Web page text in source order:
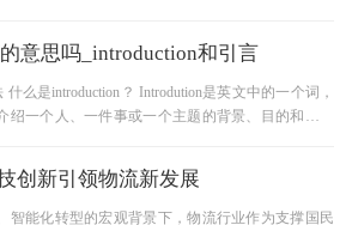
意思吗_introduction和引言
么是introduction？ Introdution是英文中的一个词，
绍一个人、一件事或一个主题的背景、目的和重要
创新引领物流新发展
智能化转型的宏观背景下，物流行业作为支撑国民